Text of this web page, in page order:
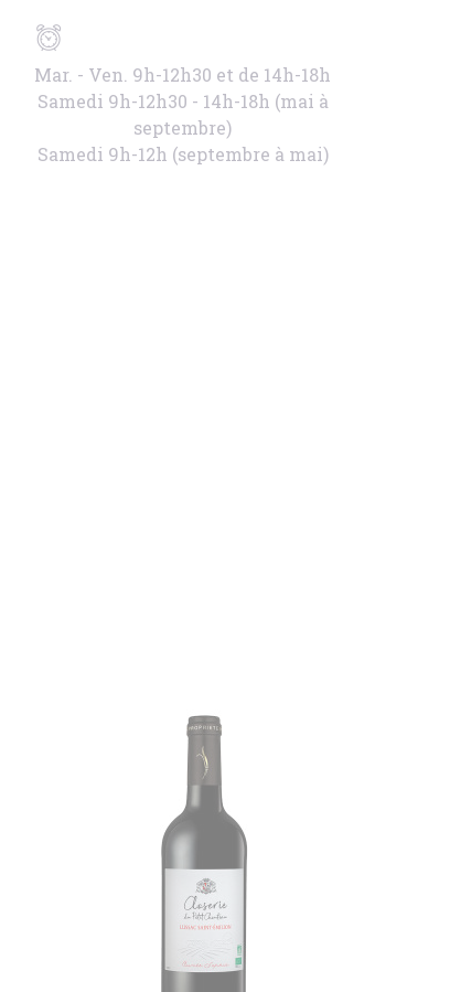
Mar. - Ven. 9h-12h30 et de 14h-18h
Samedi 9h-12h30 - 14h-18h (mai à
septembre)
Samedi 9h-12h (septembre à mai)